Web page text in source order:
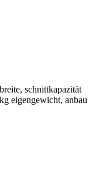
schnittkapazität
eigengewicht, anbau